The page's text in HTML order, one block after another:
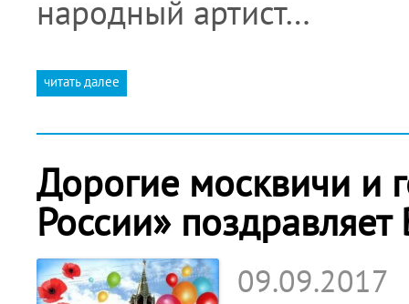
народный артист…
читать далее
Дорогие москвичи и
России»
09.09.2017